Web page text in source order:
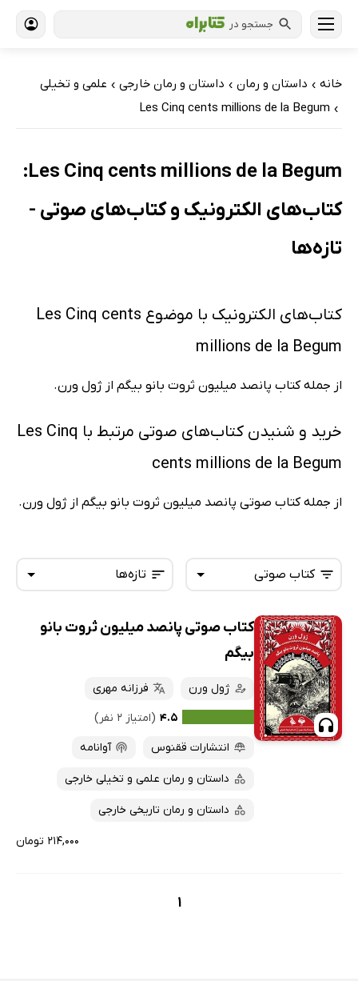
جستجو در
خانه › داستان و رمان › داستان و رمان خارجی › علمی و تخیلی
›
Les Cinq cents millions de la Begum
Les Cinq cents millions de la Begum:
کتاب‌های الکترونیک و کتاب‌های صوتی -
تازه‌ها
کتاب‌های الکترونیک با موضوع Les Cinq cents
millions de la Begum
از جمله کتاب پانصد میلیون ثروت بانو بیگم از ژول ورن.
خرید و شنیدن کتاب‌های صوتی مرتبط با Les Cinq
cents millions de la Begum
از جمله کتاب صوتی پانصد میلیون ثروت بانو بیگم از ژول ورن.
تازه‌ها
تازه‌ها
پرفروش‌ها
پربحث‌ها
ارزان ترین‌ها
کتاب صوتی
همه کتاب‌ها
کتاب‌های صوتی
کتاب‌های متنی
کتاب صوتی پانصد میلیون ثروت بانو
بیگم
ژول ورن
فرزانه مهری
۴.۵ (امتیاز ۲ نفر)
انتشارات ققنوس
آوانامه
داستان و رمان علمی و تخیلی خارجی
داستان و رمان تاریخی خارجی
۲۱۴,۰۰۰ تومان
1